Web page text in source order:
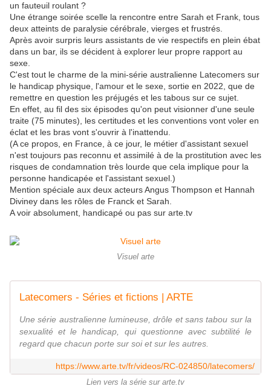
un fauteuil roulant ?
Une étrange soirée scelle la rencontre entre Sarah et Frank, tous
deux atteints de paralysie cérébrale, vierges et frustrés.
Après avoir surpris leurs assistants de vie respectifs en plein ébat
dans un bar, ils se décident à explorer leur propre rapport au
sexe.
C'est tout le charme de la mini-série australienne Latecomers sur
le handicap physique, l'amour et le sexe, sortie en 2022, que de
remettre en question les préjugés et les tabous sur ce sujet.
En effet, au fil des six épisodes qu'on peut visionner d'une seule
traite (75 minutes), les certitudes et les conventions vont voler en
éclat et les bras vont s'ouvrir à l'inattendu.
(A ce propos, en France, à ce jour, le métier d'assistant sexuel
n'est toujours pas reconnu et assimilé à de la prostitution avec les
risques de condamnation très lourde que cela implique pour la
personne handicapée et l'assistant sexuel.)
Mention spéciale aux deux acteurs Angus Thompson et Hannah
Diviney dans les rôles de Franck et Sarah.
A voir absolument, handicapé ou pas sur arte.tv
Visuel arte
Latecomers - Séries et fictions | ARTE
Une série australienne lumineuse, drôle et sans tabou sur la
sexualité et le handicap, qui questionne avec subtilité le
regard que chacun porte sur soi et sur les autres.
https://www.arte.tv/fr/videos/RC-024850/latecomers/
Lien vers la série sur arte.tv